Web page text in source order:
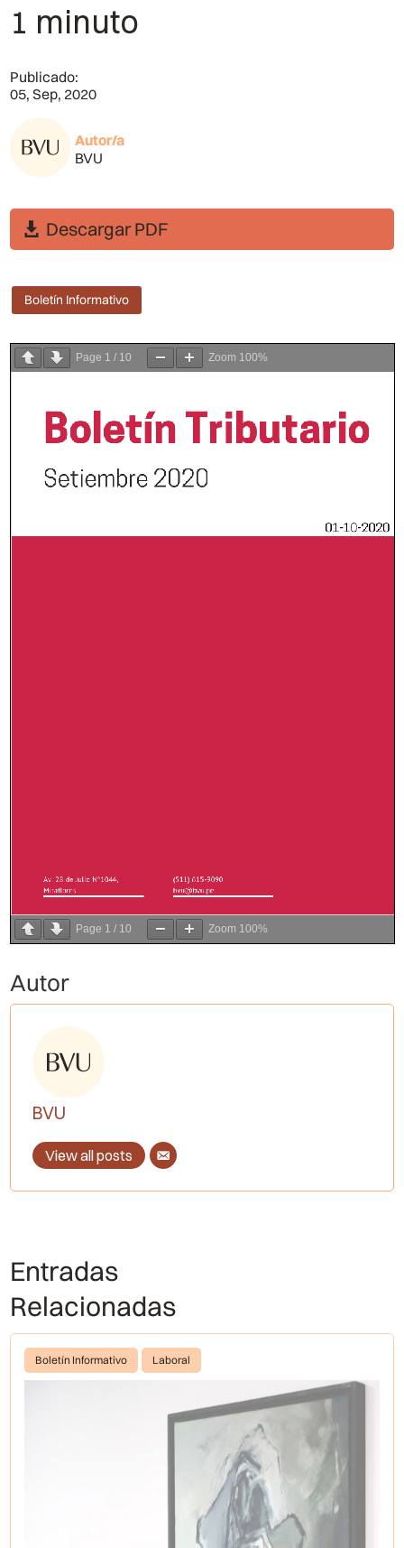
1 minuto
Publicado:
05, Sep, 2020
Autor/a
BVU
Descargar PDF
Boletín Informativo
Page 1 / 10 Zoom 100%
Page 1 / 10 Zoom 100%
Autor
BVU
View all posts
Entradas
Relacionadas
Boletín Informativo Laboral